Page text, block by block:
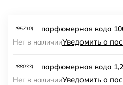
(95710)
парфюмерная вода
Нет в наличииУведомить о
(88033)
парфюмерная вода
Нет в наличииУведомить о